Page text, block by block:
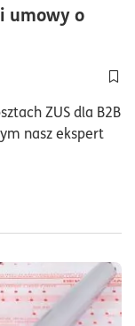
umowy o
ZUS dla B2B
nasz ekspert